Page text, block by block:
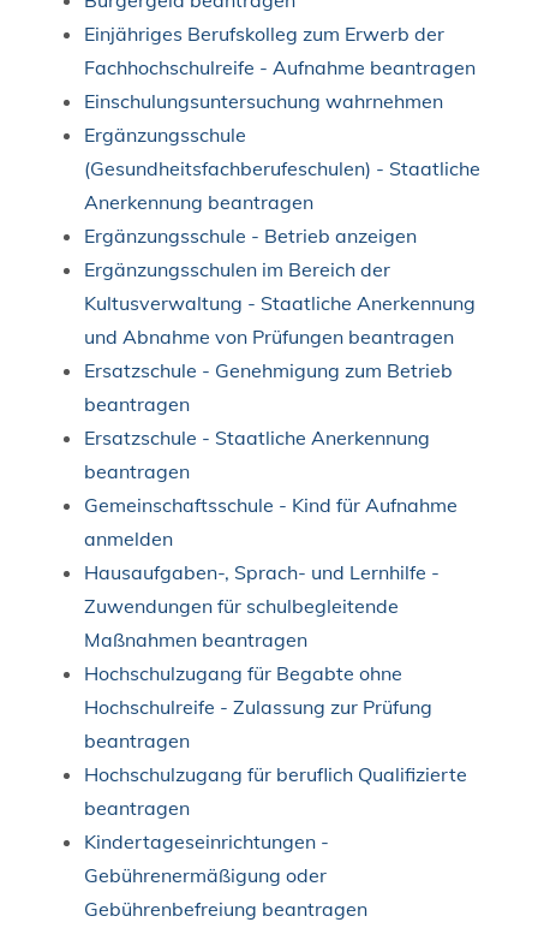
Einjähriges Berufskolleg zum Erwerb der
Fachhochschulreife - Aufnahme beantragen
Einschulungsuntersuchung wahrnehmen
Ergänzungsschule
(Gesundheitsfachberufeschulen) - Staatliche
Anerkennung beantragen
Ergänzungsschule - Betrieb anzeigen
Ergänzungsschulen im Bereich der
Kultusverwaltung - Staatliche Anerkennung
und Abnahme von Prüfungen beantragen
Ersatzschule - Genehmigung zum Betrieb
beantragen
Ersatzschule - Staatliche Anerkennung
beantragen
Gemeinschaftsschule - Kind für Aufnahme
anmelden
Hausaufgaben-, Sprach- und Lernhilfe -
Zuwendungen für schulbegleitende
Maßnahmen beantragen
Hochschulzugang für Begabte ohne
Hochschulreife - Zulassung zur Prüfung
beantragen
Hochschulzugang für beruflich Qualifizierte
beantragen
Kindertageseinrichtungen -
Gebührenermäßigung oder
Gebührenbefreiung beantragen